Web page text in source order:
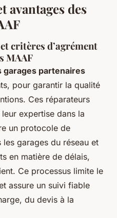
avantages des
critères d’agrément
MAAF
garages partenaires
pour garantir la qualité
Ces réparateurs
expertise dans la
un protocole de
garages du réseau et
en matière de délais,
Ce processus limite le
assure un suivi fiable
du devis à la